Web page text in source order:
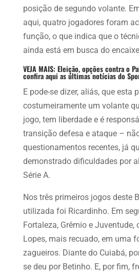
posição de segundo volante.
aqui, quatro jogadores foram
função, o que indica que o
ainda está em busca do
VEJA MAIS: Eleição, opções contra o
confira aqui as últimas notícias do
E pode-se dizer, aliás, que esta
costumeiramente um volante
jogo, tem liberdade e é
transição defesa e ataque –
questionamentos recentes, já
demonstrado dificuldades por
Série A.
Nos três primeiros jogos deste
utilizada foi Ricardinho. Em
Fortaleza, Grêmio e
Lopes, mais recuado, em uma
zagueiros. Diante do Cuiabá,
se deu por Betinho. E, por fim,